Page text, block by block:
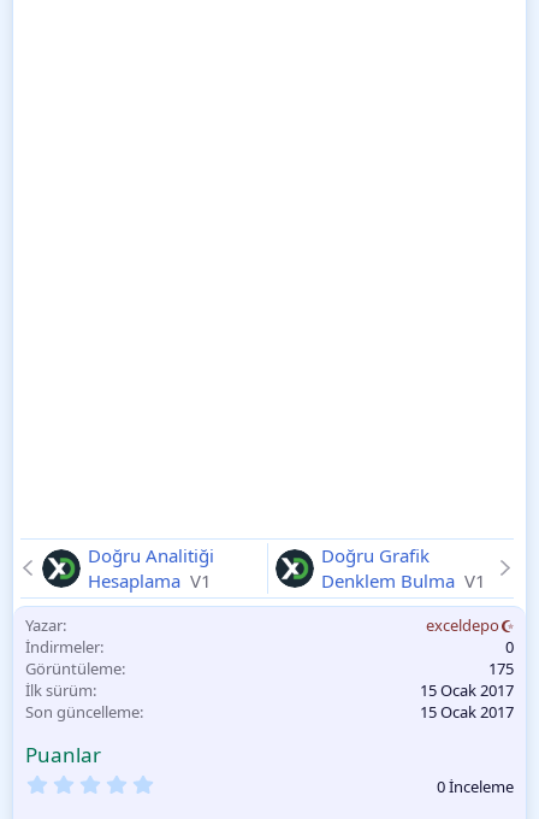
Doğru Analitiği
Hesaplama V1
Doğru Grafik
Denklem Bulma V1
Yazar
exceldepo
İndirmeler
0
Görüntüleme
175
İlk sürüm
15 Ocak 2017
Son güncelleme
15 Ocak 2017
Puanlar
0 İnceleme